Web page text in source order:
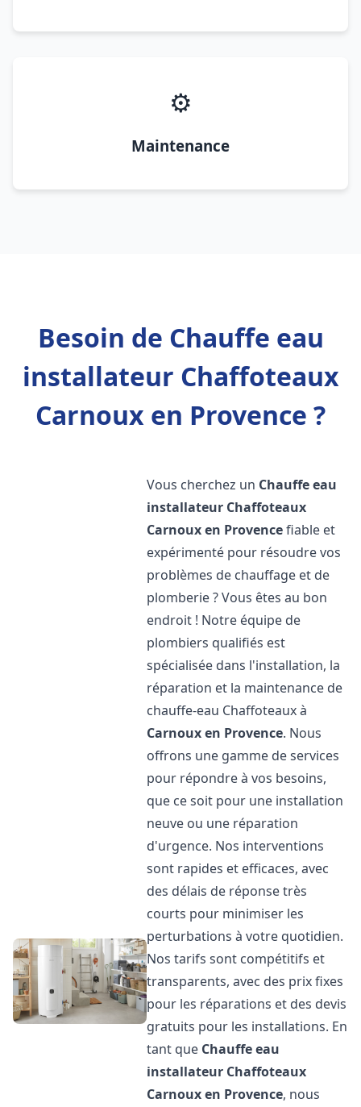
⚙️
Maintenance
Besoin de Chauffe eau
installateur Chaffoteaux
Carnoux en Provence ?
Vous cherchez un Chauffe eau
installateur Chaffoteaux
Carnoux en Provencefiable et
expérimenté pour résoudre vos
problèmes de chauffage et de
plomberie ? Vous êtes au bon
endroit ! Notre équipe de
plombiers qualifiés est
spécialisée dans l'installation, la
réparation et la maintenance de
chauffe-eau Chaffoteaux à
Carnoux en Provence. Nous
offrons une gamme de services
pour répondre à vos besoins,
que ce soit pour une installation
neuve ou une réparation
d'urgence. Nos interventions
sont rapides et efficaces, avec
des délais de réponse très
courts pour minimiser les
perturbations à votre quotidien.
Nos tarifs sont compétitifs et
transparents, avec des prix fixes
pour les réparations et des devis
gratuits pour les installations. En
tant que Chauffe eau
installateur Chaffoteaux
Carnoux en Provence, nous